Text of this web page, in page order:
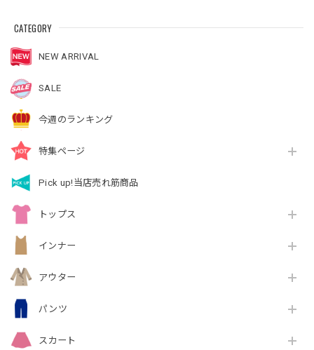
CATEGORY
NEW ARRIVAL
SALE
今週のランキング
特集ページ
Pick up!当店売れ筋商品
トップス
インナー
アウター
パンツ
スカート